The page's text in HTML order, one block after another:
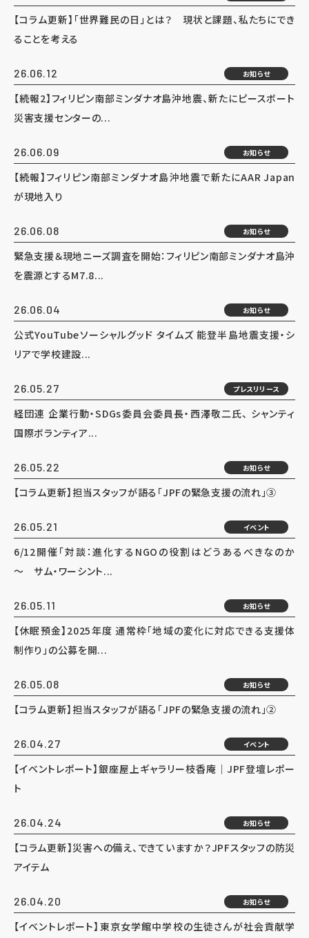
【コラム更新】「世界難民の日」とは？ 現状と課題、私たちにでき
ることを考える
26.06.12 お知らせ
【続報2】フィリピン南部ミンダナオ島沖地震、新たにピースボート
災害支援センターの...
26.06.09 お知らせ
【続報】フィリピン南部ミンダナオ島沖地震で新たにAAR Japan
が現地入り
26.06.08 お知らせ
緊急支援＆現地ニーズ調査を開始：フィリピン南部ミンダナオ島沖
を震源とするM7.8...
26.06.04 お知らせ
公式YouTubeソーシャルグッド タイムズ 能登半島地震支援・シ
リアで学校建設...
26.05.27 プレスリリース
経団連 企業行動・SDGs委員会委員長・西澤敬二氏、 シャンティ
国際ボランティア...
26.05.22 お知らせ
【コラム更新】担当スタッフが語る「JPFの緊急支援の流れ」③
26.05.21 イベント
6/12開催「対談：進化するNGOの役割はどうあるべきなのか
～ サム・ワーシント...
26.05.11 お知らせ
【休眠預金】2025年度 通常枠「地域の変化に対応できる支援体
制作り」の公募を開...
26.05.08 お知らせ
【コラム更新】担当スタッフが語る「JPFの緊急支援の流れ」②
26.04.27 イベント
【イベントレポート】銀座屋上ギャラリー枝香庵｜JPF登壇レポー
ト
26.04.24 お知らせ
【コラム更新】災害への備え、できていますか？JPFスタッフの防災
アイテム
26.04.20 お知らせ
【イベントレポート】東京女学館中学校の生徒さんが社会貢献学